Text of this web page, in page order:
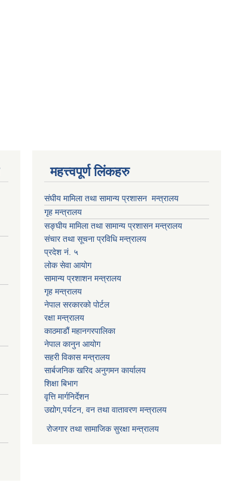
महत्त्वपूर्ण लिंकहरु
संघीय मामिला तथा सामान्य प्रशासन मन्त्रालय
गृह मन्त्रालय
सङ्घीय मामिला तथा सामान्य प्रशासन मन्त्रालय
संचार तथा सूचना प्रविधि मन्त्रालय
प्रदेश नं. ५
लोक सेवा आयोग
सामान्य प्रशाशन मन्त्रालय
गृह मन्त्रालय
नेपाल सरकारको पोर्टल
रक्षा मन्त्रालय
काठमाडौं महानगरपालिका
नेपाल कानुन आयोग
सहरी विकास मन्त्रालय
सार्बजनिक खरिद अनुगमन कार्यालय
शिक्षा बिभाग
वृत्ति मार्गनिर्देशन
उद्योग,पर्यटन, वन तथा वातावरण मन्त्रालय
रोजगार तथा सामाजिक सुरक्षा मन्त्रालय